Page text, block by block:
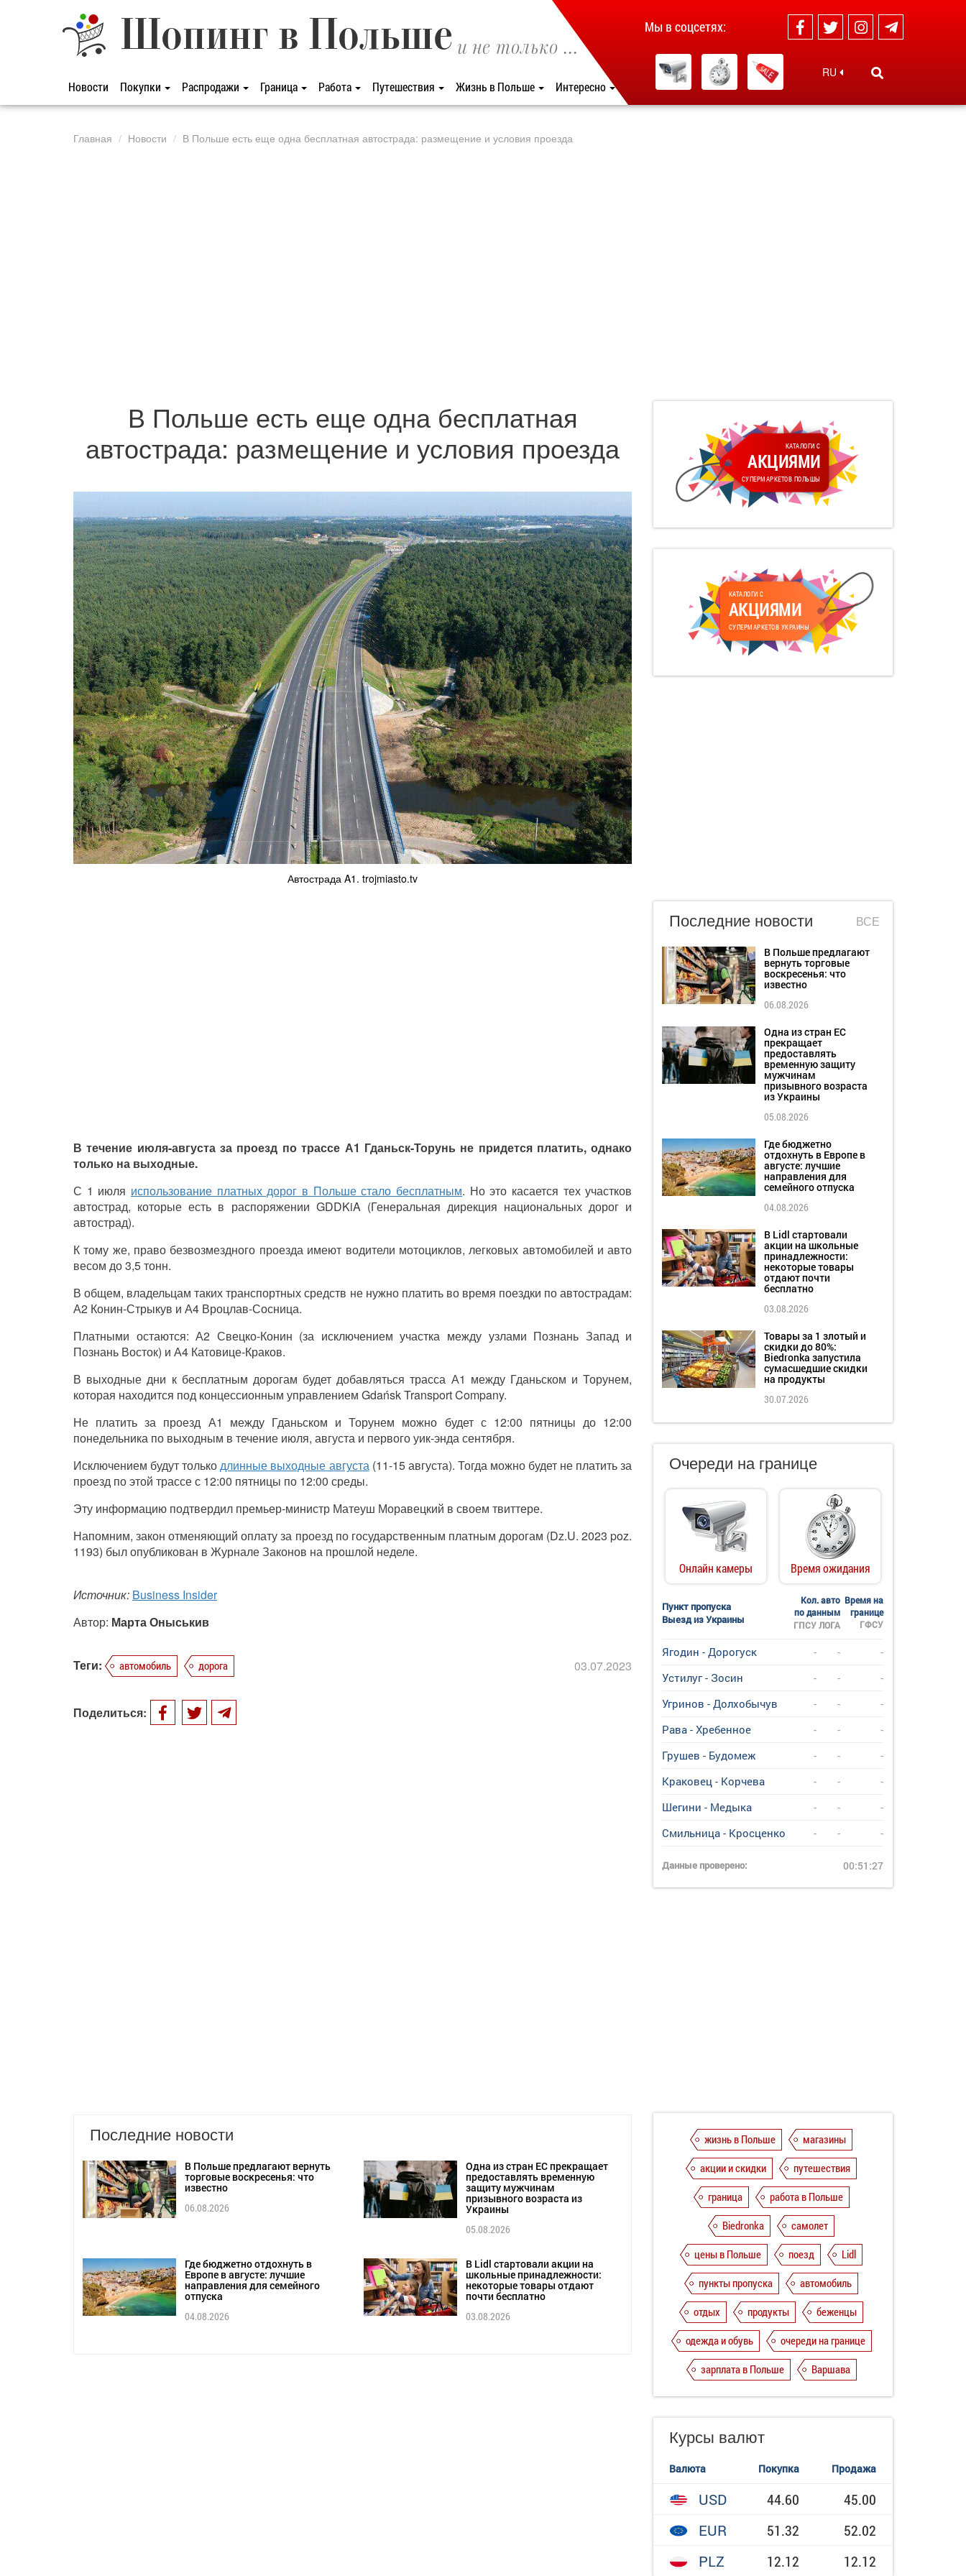
Шопинг в Польше и не только ...
Новости Покупки Распродажи Граница Работа Путешествия Жизнь в Польше Интересно
Мы в соцсетях:
RU
Главная Новости В Польше есть еще одна бесплатная автострада: размещение и условия проезда
В Польше есть еще одна бесплатная
автострада: размещение и условия проезда
Автострада A1. trojmiasto.tv
В течение июля-августа за проезд по трассе А1 Гданьск-Торунь не придется платить, однако
только на выходные.
С 1 июля использование платных дорог в Польше стало бесплатным. Но это касается тех участков
автострад, которые есть в распоряжении GDDKiA (Генеральная дирекция национальных дорог и
автострад).
К тому же, право безвозмездного проезда имеют водители мотоциклов, легковых автомобилей и авто
весом до 3,5 тонн.
В общем, владельцам таких транспортных средств не нужно платить во время поездки по автострадам:
А2 Конин-Стрыкув и А4 Вроцлав-Сосница.
Платными остаются: А2 Свецко-Конин (за исключением участка между узлами Познань Запад и
Познань Восток) и А4 Катовице-Краков.
В выходные дни к бесплатным дорогам будет добавляться трасса А1 между Гданьском и Торунем,
которая находится под концессионным управлением Gdańsk Transport Company.
Не платить за проезд А1 между Гданьском и Торунем можно будет с 12:00 пятницы до 12:00
понедельника по выходным в течение июля, августа и первого уик-энда сентября.
Исключением будут толькодлинные выходные августа(11-15 августа). Тогда можно будет не платить за
проезд по этой трассе с 12:00 пятницы по 12:00 среды.
Эту информацию подтвердил премьер-министр Матеуш Моравецкий в своем твиттере.
Напомним, закон отменяющий оплату за проезд по государственным платным дорогам (Dz.U. 2023 poz.
1193) был опубликован в Журнале Законов на прошлой неделе.
Источник: Business Insider
Автор: Марта Оныськив
Теги: автомобиль дорога 03.07.2023
Поделиться:
Последние новости
В Польше предлагают вернуть
торговые воскресенья: что
известно
06.08.2026
Одна из стран ЕС прекращает
предоставлять временную
защиту мужчинам
призывного возраста из
Украины
05.08.2026
Где бюджетно отдохнуть в
Европе в августе: лучшие
направления для семейного
отпуска
04.08.2026
В Lidl стартовали акции на
школьные принадлежности:
некоторые товары отдают
почти бесплатно
03.08.2026
КАТАЛОГИ С
АКЦИЯМИ
СУПЕРМАРКЕТОВ ПОЛЬШЫ
КАТАЛОГИ С
АКЦИЯМИ
СУПЕРМАРКЕТОВ УКРАИНЫ
Последние новости ВСЕ
В Польше предлагают
вернуть торговые
воскресенья: что
известно
06.08.2026
Одна из стран ЕС
прекращает
предоставлять
временную защиту
мужчинам
призывного возраста
из Украины
05.08.2026
Где бюджетно
отдохнуть в Европе в
августе: лучшие
направления для
семейного отпуска
04.08.2026
В Lidl стартовали
акции на школьные
принадлежности:
некоторые товары
отдают почти
бесплатно
03.08.2026
Товары за 1 злотый и
скидки до 80%:
Biedronka запустила
сумасшедшие скидки
на продукты
30.07.2026
Очереди на границе
Онлайн камеры Время ожидания
Пункт пропуска
Выезд из Украины
Кол. авто
по данным
Время на
границе
ГФСУ
ГПСУ ЛОГА
Ягодин - Дорогуск - -
-
Устилуг - Зосин
- -
-
Угринов - Долхобычув
- -
-
Рава - Хребенное
- -
-
Грушев - Будомеж
- -
-
Краковец - Корчева
- -
-
Шегини - Медыка
- -
-
Смильница - Кросценко
- - -
Данные проверено: 00:51:27
жизнь в Польше
магазины
акции и скидки
путешествия
граница
работа в Польше
Biedronka
самолет
цены в Польше
поезд
Lidl
пункты пропуска
автомобиль
отдых
продукты
беженцы
одежда и обувь
очереди на границе
зарплата в Польше
Варшава
Курсы валют
Валюта Покупка Продажа
USD 44.60
45.00
EUR
51.32
52.02
PLZ
12.12 12.12